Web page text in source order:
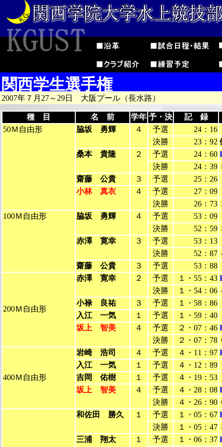
関西学生選手権
2007年７月27～29日 大阪プール（長水路）
種 目 名 前 学年 予・決
記 録
50Ｍ自由形
脇坂 勇輝 ４ 予選
24：16
決勝
23：92
桑本 貴隆
２ 予選 24：60
決勝
24：39
齋藤 公貴
３ 予選
25：26
小林 真衣
４ 予選
27：09
決勝
26：73
100Ｍ自由形
脇坂 勇輝 ４ 予選
53：09
決勝
52：59
赤澤 寛幸
３ 予選
53：13
決勝
52：87
齋藤 公貴
３ 予選 53：88
200Ｍ自由形
赤澤 寛幸 ２ 予選 １・55：43
決勝
１・54：06
小禄 良祐
３ 予選
１・58：86
入江 一気
１ 予選
１・59：40
坂上 智美
４ 予選 ２・07：46
決勝
２・07：78
400Ｍ自由形
岩崎 浩司 ４ 予選 ４・11：97
入江 一気
１ 予選
４・12：89
吉岡 佑樹
１ 予選
４・19：53
坂上 智美
４ 予選 ４・28：08
決勝
４・26：90
和佐田 勝久 １ 予選 １・05：67
決勝
１・05：47
三浦 翔太
１ 予選 １・06：37